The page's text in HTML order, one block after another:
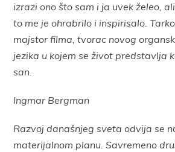
izrazi ono što sam i ja uvek želeo,
to me je ohrabrilo i inspirisalo.
majstor filma, tvorac novog
jezika u kojem se život predstavlja
san.
Ingmar Bergman
Razvoj današnjeg sveta odvija se
materijalnom planu. Savremeno